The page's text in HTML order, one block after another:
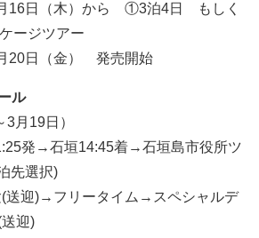
月16日（木）から ①3泊4日 もしく
ージツアー
20日（金） 発売開始
ル
月19日）
発→石垣14:45着→石垣島市役所ツ
先選択)
送迎)→フリータイム→スペシャルデ
迎)